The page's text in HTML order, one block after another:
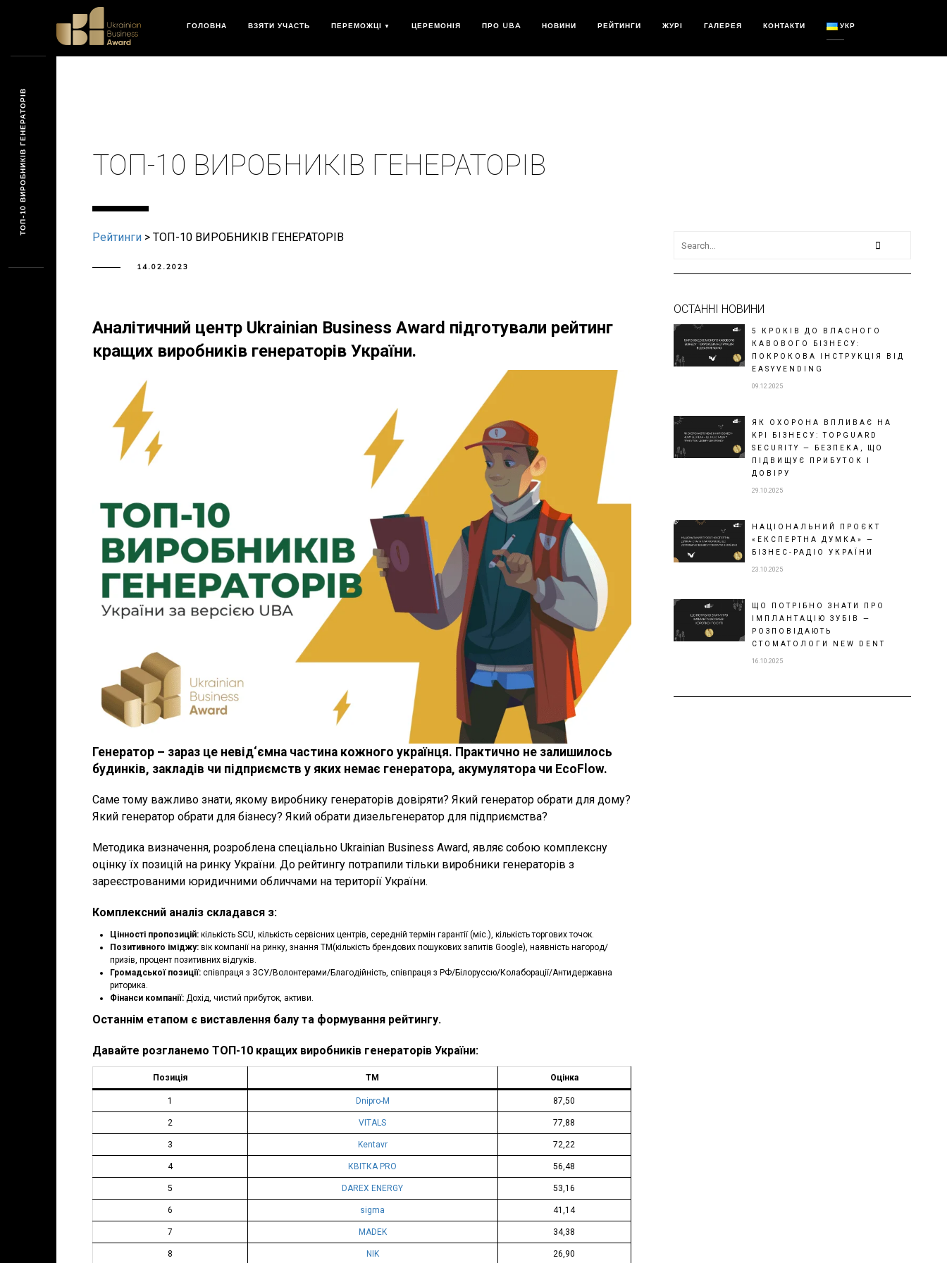
ГОЛОВНА ВЗЯТИ УЧАСТЬ ПЕРЕМОЖЦІ ЦЕРЕМОНІЯ ПРО UBA НОВИНИ РЕЙТИНГИ ЖУРІ ГАЛЕРЕЯ КОНТАКТИ УКР
ТОП-10 ВИРОБНИКІВ ГЕНЕРАТОРІВ
Рейтинги> ТОП-10 ВИРОБНИКІВ ГЕНЕРАТОРІВ
14.02.2023
Аналітичний центр Ukrainian Business Award підготували рейтинг
кращих виробників генераторів України.
Генератор – зараз це невід‘ємна частина кожного українця. Практично не залишилось
будинків, закладів чи підприємств у яких немає генератора, акумулятора чи EcoFlow.
Саме тому важливо знати, якому виробнику генераторів довіряти? Який генератор обрати для дому?
Який генератор обрати для бізнесу? Який обрати дизельгенератор для підприємства?
Методика визначення, розроблена спеціально Ukrainian Business Award, являє собою комплексну
оцінку їх позицій на ринку України. До рейтингу потрапили тільки виробники генераторів з
зареєстрованими юридичними обличчами на території України.
Комплексний аналіз складався з:
Цінності пропозицій:кількість SCU, кількість сервісних центрів, cередній термін гарантії (міс.), кількість торгових точок.
Позитивного іміджу: вік компанії на ринку, знання ТМ(кількість брендових пошукових запитів Google), наявність нагород/
призів, процент позитивних відгуків.
Громадської позиції:співпраця з ЗСУ/Волонтерами/Благодійність, співпраця з РФ/Білоруссю/Колаборації/Антидержавна
риторика.
Фінанси компанії:Дохід, чистий прибуток, активи.
Останнім етапом є виставлення балу та формування рейтингу.
Давайте розгланемо ТОП-10 кращих виробників генераторів України:
Позиція ТМ Оцінка
1 Dnipro-M 87,50
2 VITALS 77,88
3 Kentavr 72,22
4 КВІТКА PRO 56,48
5 DAREX ENERGY 53,16
6 sigma 41,14
7 MADEK 34,38
8 NIK 26,90
ОСТАННІ НОВИНИ
5 КРОКІВ ДО ВЛАСНОГО
КАВОВОГО БІЗНЕСУ:
ПОКРОКОВА ІНСТРУКЦІЯ ВІД
EASYVENDING
09.12.2025
ЯК ОХОРОНА ВПЛИВАЄ НА
KPI БІЗНЕСУ: TOPGUARD
SECURITY — БЕЗПЕКА, ЩО
ПІДВИЩУЄ ПРИБУТОК І
ДОВІРУ
29.10.2025
НАЦІОНАЛЬНИЙ ПРОЄКТ
«ЕКСПЕРТНА ДУМКА» —
БІЗНЕС-РАДІО УКРАЇНИ
23.10.2025
ЩО ПОТРІБНО ЗНАТИ ПРО
ІМПЛАНТАЦІЮ ЗУБІВ —
РОЗПОВІДАЮТЬ
СТОМАТОЛОГИ NEW DENT
16.10.2025
ТОП-10 ВИРОБНИКІВ ГЕНЕРАТОРІВ